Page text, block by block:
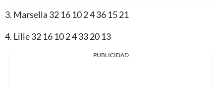
3. Marsella 32 16 10 2 4 36 15 21
4. Lille 32 16 10 2 4 33 20 13
PUBLICIDAD